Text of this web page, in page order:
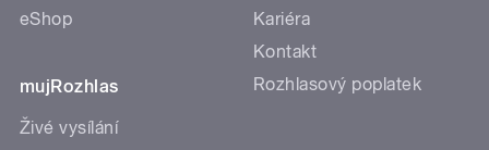
eShop
mujRozhlas
Živé vysílání
Kariéra
Kontakt
Rozhlasový poplatek